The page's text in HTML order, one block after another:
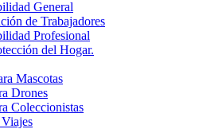
General
de Trabajadores
Profesional
del Hogar.
Mascotas
Drones
Coleccionistas